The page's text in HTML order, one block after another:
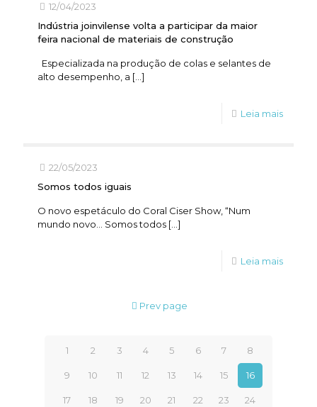
12/04/2023
Indústria joinvilense volta a participar da maior
feira nacional de materiais de construção
Especializada na produção de colas e selantes de
alto desempenho, a […]
Leia mais
22/05/2023
Somos todos iguais
O novo espetáculo do Coral Ciser Show, “Num
mundo novo… Somos todos […]
Leia mais
Prev page
1 2 3 4 5 6 7 8
9 10 11 12 13 14 15 16
17 18 19 20 21 22 23 24